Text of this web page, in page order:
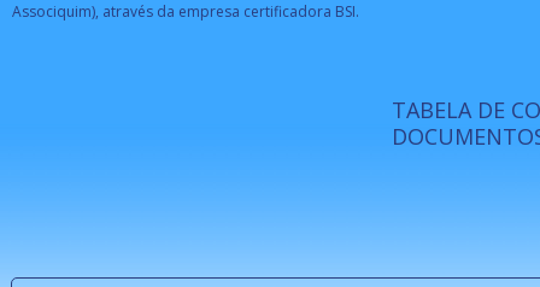
Associquim), através da empresa certificadora BSI.
ISO 9001:
A
TABELA DE